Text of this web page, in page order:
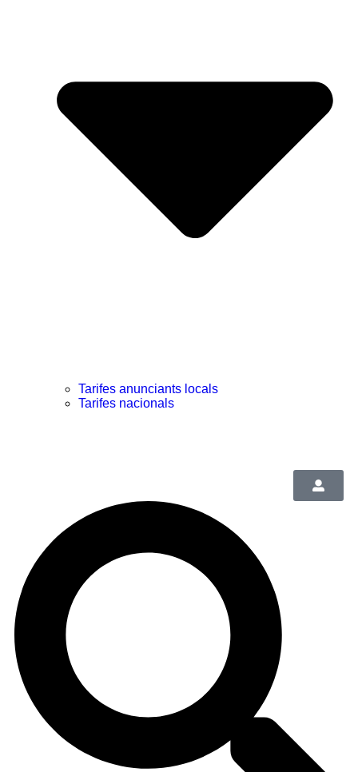
Tarifes anunciants locals
Tarifes nacionals